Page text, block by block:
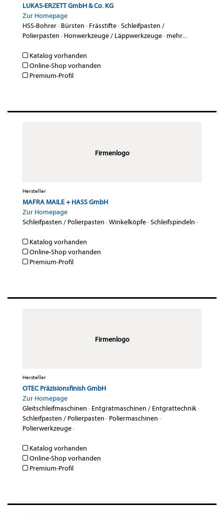
LUKAS-ERZETT GmbH & Co. KG
Zur Homepage
HSS-Bohrer· Bürsten · Frässtifte·Schleifpasten /
Polierpasten · Honwerkzeuge / Läppwerkzeuge· mehr...
Katalog vorhanden
Online-Shop vorhanden
Premium-Profil
Firmenlogo
Hersteller
MAFRA MAILE + HASS GmbH
Zur Homepage
Schleifpasten / Polierpasten ·Winkelköpfe·Schleifspindeln ·
Katalog vorhanden
Online-Shop vorhanden
Premium-Profil
Firmenlogo
Hersteller
OTEC Präzisionsfinish GmbH
Zur Homepage
Gleitschleifmaschinen · Entgratmaschinen / Entgrattechnik·
Schleifpasten / Polierpasten · Poliermaschinen ·
Polierwerkzeuge·
Katalog vorhanden
Online-Shop vorhanden
Premium-Profil